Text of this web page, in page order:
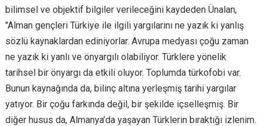
bilimsel ve objektif bilgiler verileceğini kaydeden Ünalan,
"Alman gençleri Türkiye ile ilgili yargılarını ne yazık ki yanlış
sözlü kaynaklardan ediniyorlar. Avrupa medyası çoğu zaman
ne yazık ki yanlı ve önyargılı olabiliyor. Türklere yönelik
tarihsel bir önyargı da etkili oluyor. Toplumda türkofobi var.
Bunun kaynağında da, bilinç altına yerleşmiş tarihi yargılar
yatıyor. Bir çoğu farkında değil, bir şekilde içselleşmiş. Bir
diğer husus da, Almanya’da yaşayan Türklerin bıraktığı izlenim.